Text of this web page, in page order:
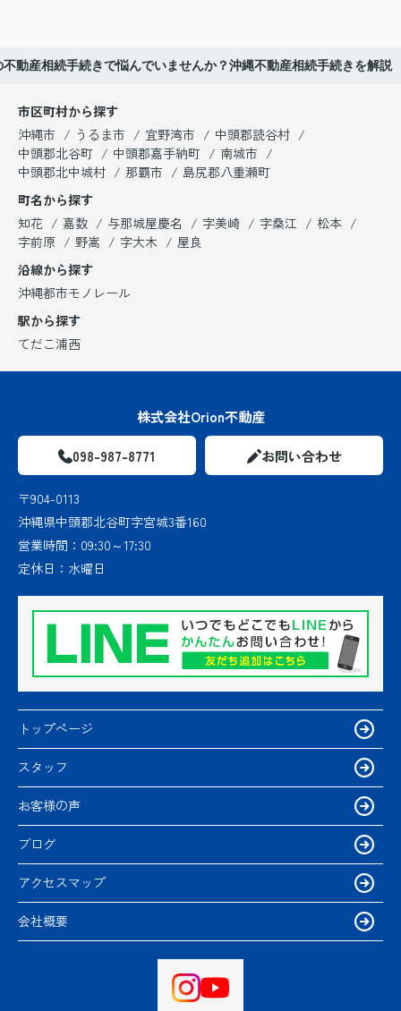
不動産相続手続きで悩んでいませんか？沖縄不動産相続手続きを解説
市区町村から探す
沖縄市
うるま市 宜野湾市
中頭郡読谷村
中頭郡北谷町
中頭郡嘉手納町
南城市
中頭郡北中城村
那覇市
島尻郡八重瀬町
町名から探す
知花
嘉数 与那城屋慶名 字美崎 字桑江
松本
字前原
野嵩 字大木
屋良
沿線から探す
沖縄都市モノレール
駅から探す
てだこ浦西
株式会社Orion不動産
098-987-8771 お問い合わせ
〒904-0113
沖縄県中頭郡北谷町字宮城3番160
営業時間： 09:30～17:30
定休日： 水曜日
トップページ
スタッフ
お客様の声
ブログ
アクセスマップ
会社概要